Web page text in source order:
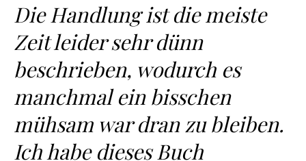
Die Handlung ist die meiste
Zeit leider sehr dünn
beschrieben, wodurch es
manchmal ein bisschen
mühsam war dran zu bleiben.
Ich habe dieses Buch